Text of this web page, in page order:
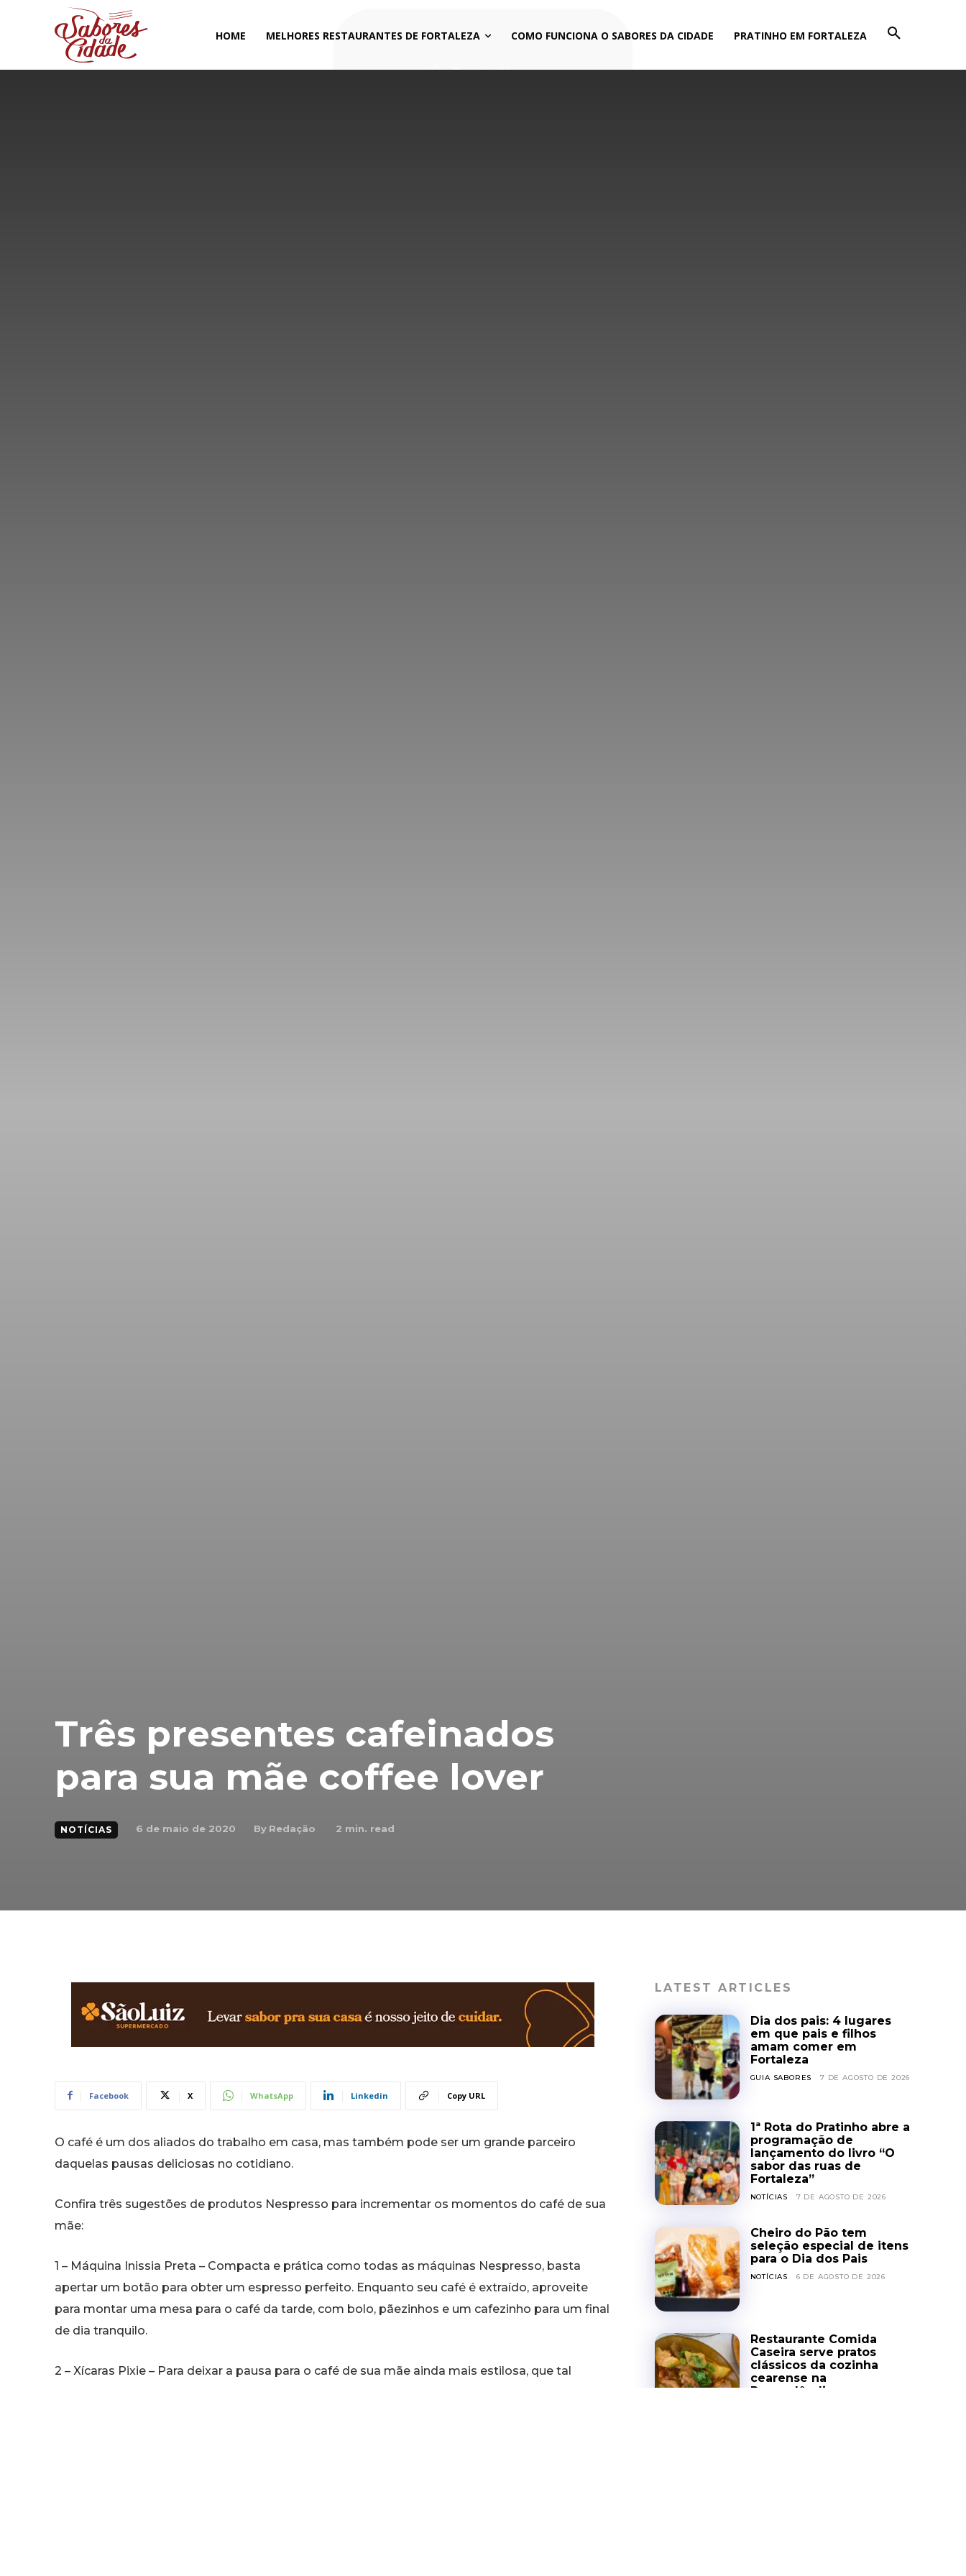
HOME MELHORES RESTAURANTES DE FORTALEZA COMO FUNCIONA O SABORES DA CIDADE PRATINHO EM FORTALEZA
Três presentes cafeinados
para sua mãe coffee lover
NOTÍCIAS 6 de maio de 2020 By Redação 2 min. read
Facebook X WhatsApp Linkedin Copy URL
O café é um dos aliados do trabalho em casa, mas também pode ser um grande parceiro
daquelas pausas deliciosas no cotidiano.
Confira três sugestões de produtos Nespresso para incrementar os momentos do café de sua
mãe:
1 – Máquina Inissia Preta – Compacta e prática como todas as máquinas Nespresso, basta
apertar um botão para obter um espresso perfeito. Enquanto seu café é extraído, aproveite
para montar uma mesa para o café da tarde, com bolo, pãezinhos e um cafezinho para um final
de dia tranquilo.
2 – Xícaras Pixie – Para deixar a pausa para o café de sua mãe ainda mais estilosa, que tal
LATEST ARTICLES
Dia dos pais: 4 lugares
em que pais e filhos
amam comer em
Fortaleza
GUIA SABORES 7 DE AGOSTO DE 2026
1ª Rota do Pratinho abre a
programação de
lançamento do livro “O
sabor das ruas de
Fortaleza”
NOTÍCIAS 7 DE AGOSTO DE 2026
Cheiro do Pão tem
seleção especial de itens
para o Dia dos Pais
NOTÍCIAS 6 DE AGOSTO DE 2026
Restaurante Comida
Caseira serve pratos
clássicos da cozinha
cearense na
Parquelândia